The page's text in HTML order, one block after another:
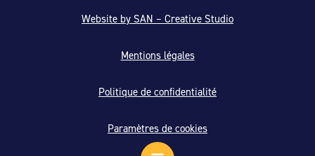
Website by SAN – Creative Studio
Mentions légales
Politique de confidentialité
Paramètres de cookies